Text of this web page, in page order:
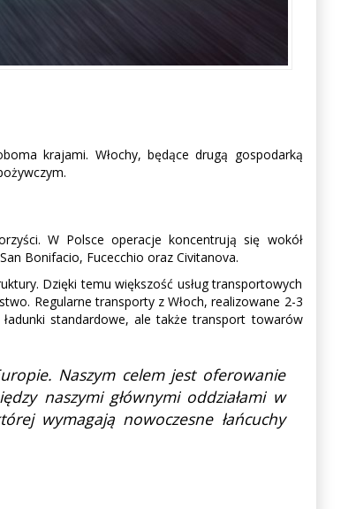
krajami. Włochy, będące drugą gospodarką
W Polsce operacje koncentrują się wokół
Bonifacio, Fucecchio oraz Civitanova.
Dzięki temu większość usług transportowych
Regularne transporty z Włoch, realizowane 2-3
standardowe, ale także transport towarów
Naszym celem jest oferowanie
naszymi głównymi oddziałami w
wymagają nowoczesne łańcuchy